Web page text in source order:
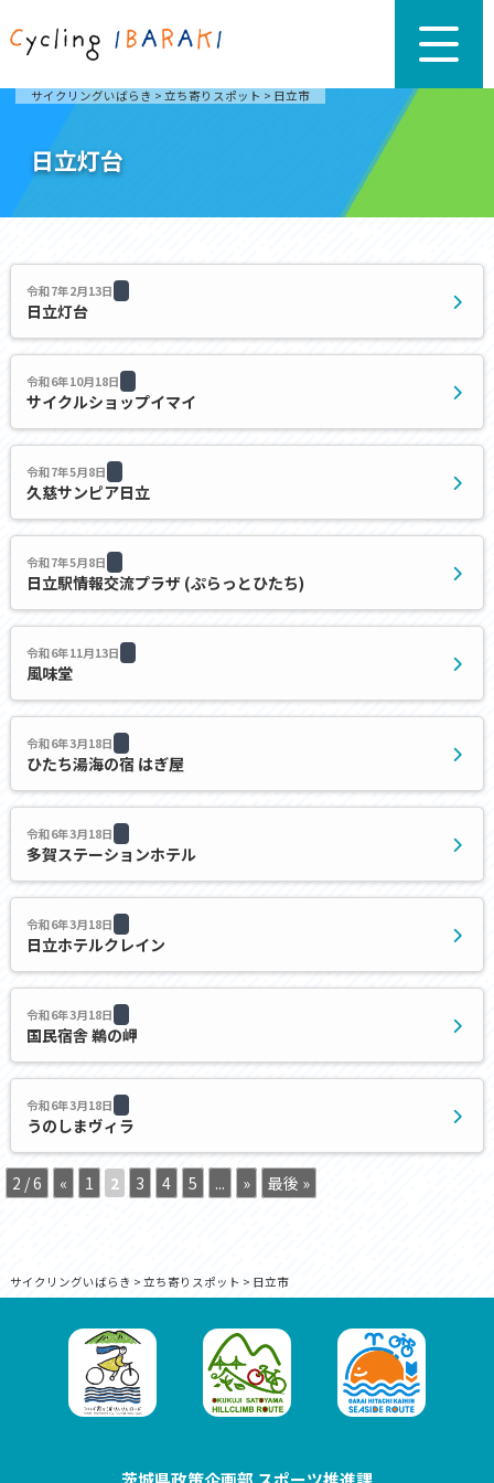
サイクリングいばらき > 立ち寄りスポット > 日立市
日立灯台
令和7年2月13日
日立灯台
令和6年10月18日
サイクルショップイマイ
令和7年5月8日
久慈サンピア日立
令和7年5月8日
日立駅情報交流プラザ (ぷらっとひたち)
令和6年11月13日
風味堂
令和6年3月18日
ひたち湯海の宿 はぎ屋
令和6年3月18日
多賀ステーションホテル
令和6年3月18日
日立ホテルクレイン
令和6年3月18日
国民宿舎 鵜の岬
令和6年3月18日
うのしまヴィラ
2 / 6 « 1 2 3 4 5 ... » 最後 »
サイクリングいばらき > 立ち寄りスポット > 日立市